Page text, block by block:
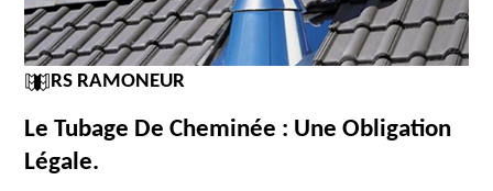
RS RAMONEUR
Le Tubage De Cheminée : Une Obligation
Légale.